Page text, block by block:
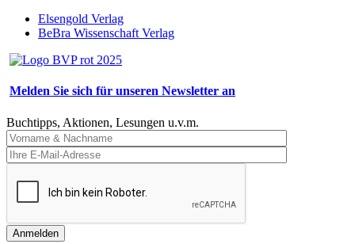
Elsengold Verlag
BeBra Wissenschaft Verlag
Melden Sie sich für unseren Newsletter an
Buchtipps, Aktionen, Lesungen u.v.m.
Anmelden